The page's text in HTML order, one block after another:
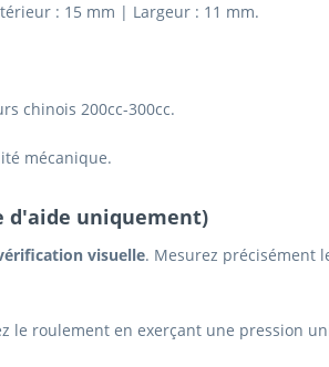
: 15 mm | Largeur : 11 mm.
chinois 200cc-300cc.
mécanique.
d'aide uniquement)
visuelle. Mesurez précisément
le roulement en exerçant une pression